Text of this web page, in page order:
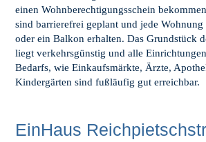
einen Wohnberechtigungsschein
sind barrierefrei geplant und jede Wohnung
oder ein Balkon erhalten. Das Grundstück
liegt verkehrsgünstig und alle
Bedarfs, wie Einkaufsmärkte, Ärzte,
Kindergärten sind fußläufig gut erreichbar.
EinHaus